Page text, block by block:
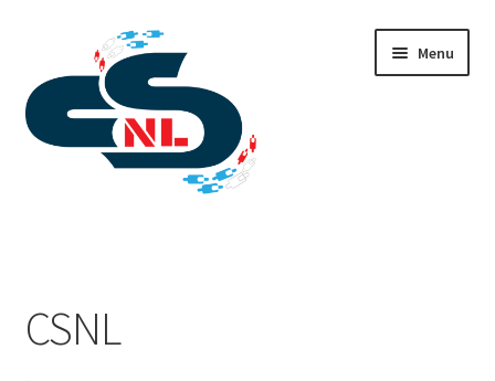
navigation
content
Menu
CSNL